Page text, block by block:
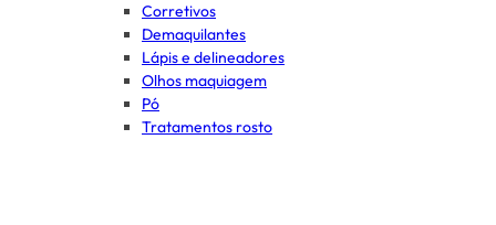
Corretivos
Demaquilantes
Lápis e delineadores
Olhos maquiagem
Pó
Tratamentos rosto